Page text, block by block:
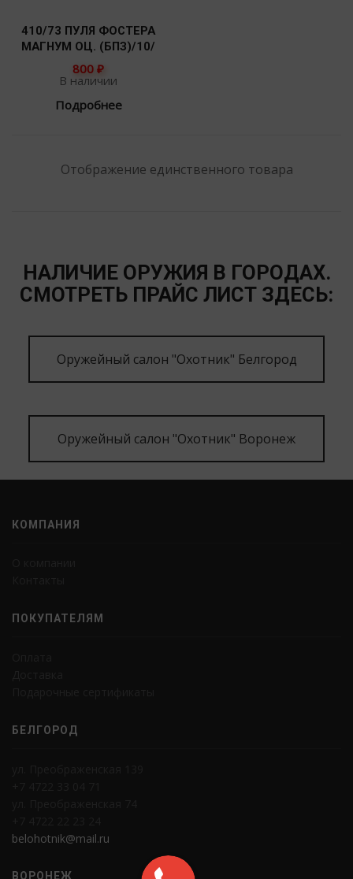
410/73 ПУЛЯ ФОСТЕРА
МАГНУМ ОЦ. (БПЗ)/10/
800 ₽
В наличии
Подробнее
Отображение единственного товара
НАЛИЧИЕ ОРУЖИЯ В ГОРОДАХ.
СМОТРЕТЬ ПРАЙС ЛИСТ ЗДЕСЬ:
Оружейный салон "Охотник" Белгород
Оружейный салон "Охотник" Воронеж
КОМПАНИЯ
ПОКУПАТЕЛЯМ
БЕЛГОРОД
belohotnik@mail.ru
ВОРОНЕЖ